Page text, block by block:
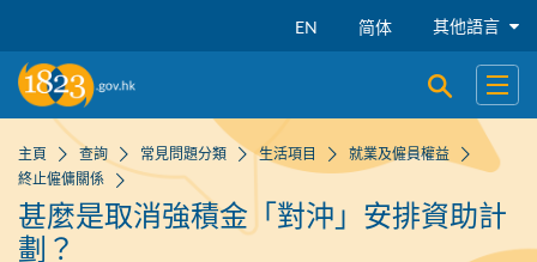
EN 简体 其他語言
開啟搜尋
開啟
主頁 查詢 常見問題分類 生活項目
就業及僱員權益
終止僱傭關係
甚麼是取消強積金「對沖」安排資助計
劃？